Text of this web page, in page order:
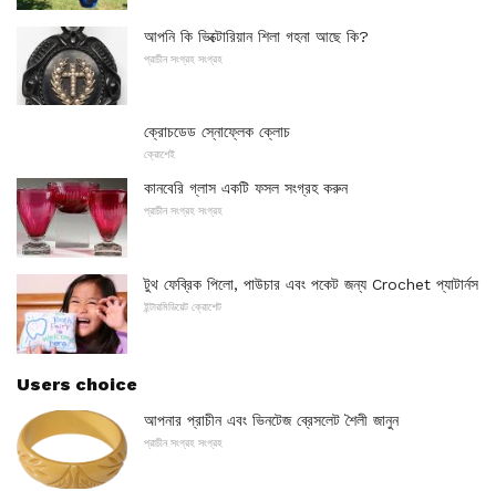
আপনি কি ভিক্টোরিয়ান শিলা গহনা আছে কি?
প্রাচীন সংগ্রহ সংগ্রহ
ক্রোচডেড স্নোফ্লেক ক্লোচ
ক্রোশেই
কানবেরি গ্লাস একটি ফসল সংগ্রহ করুন
প্রাচীন সংগ্রহ সংগ্রহ
টুথ ফেব্রিক পিলো, পাউচার এবং পকেট জন্য Crochet প্যাটার্নস
ইন্টারমিডিয়েট ক্রোশেট
Users choice
আপনার প্রাচীন এবং ভিনটেজ ব্রেসলেট শৈলী জানুন
প্রাচীন সংগ্রহ সংগ্রহ